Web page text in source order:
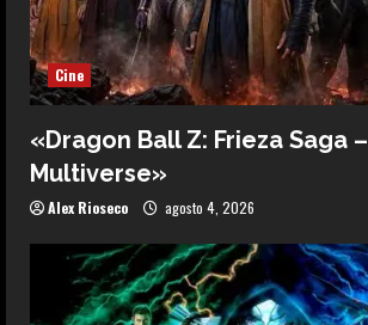
Cine
«Dragon Ball Z: Frieza Saga –
Multiverse»
Alex Rioseco agosto 4, 2026